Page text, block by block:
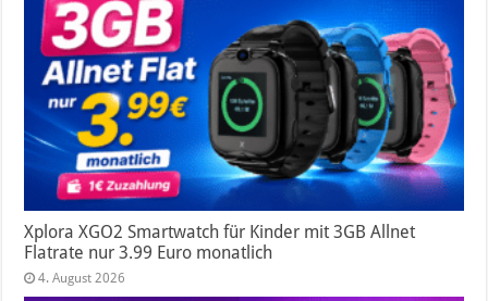
Xplora XGO2 Smartwatch für Kinder mit 3GB Allnet
Flatrate nur 3.99 Euro monatlich
4. August 2026